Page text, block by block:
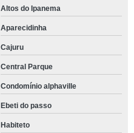
Altos do Ipanema
Aparecidinha
Cajuru
Central Parque
Condomínio alphaville
Ebeti do passo
Habiteto